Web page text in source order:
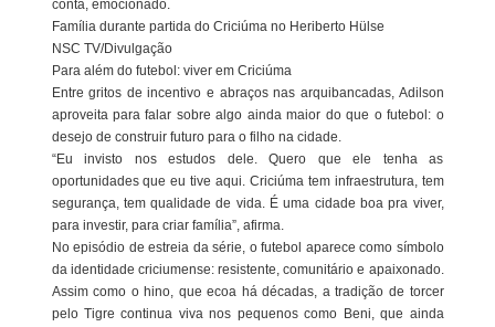
conta, emocionado.
Família durante partida do Criciúma no Heriberto Hülse
NSC TV/Divulgação
Para além do futebol: viver em Criciúma
Entre gritos de incentivo e abraços nas arquibancadas, Adilson
aproveita para falar sobre algo ainda maior do que o futebol: o
desejo de construir futuro para o filho na cidade.
“Eu invisto nos estudos dele. Quero que ele tenha as
oportunidades que eu tive aqui. Criciúma tem infraestrutura, tem
segurança, tem qualidade de vida. É uma cidade boa pra viver,
para investir, para criar família”, afirma.
No episódio de estreia da série, o futebol aparece como símbolo
da identidade criciumense: resistente, comunitário e apaixonado.
Assim como o hino, que ecoa há décadas, a tradição de torcer
pelo Tigre continua viva nos pequenos como Beni, que ainda